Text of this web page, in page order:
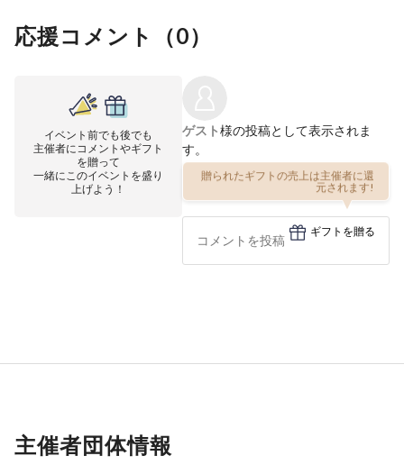
応援コメント（0）
イベント前でも後でも
主催者にコメントやギフト
を贈って
一緒にこのイベントを盛り
上げよう！
ゲスト様の投稿として表示されま
す。
贈られたギフトの売上は主催者に還
元されます!
ギフトを贈る
主催者団体情報